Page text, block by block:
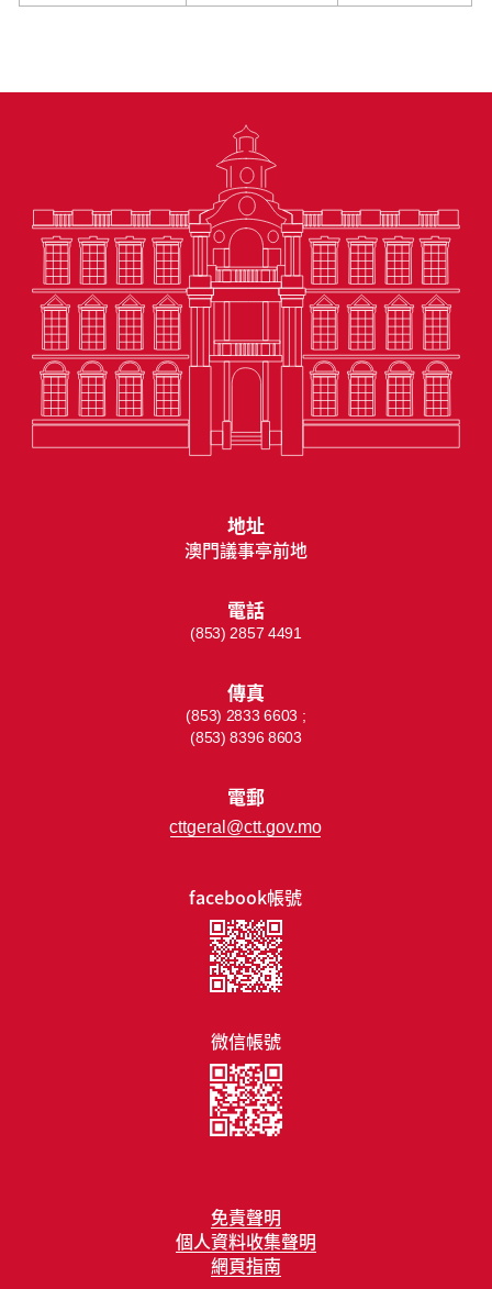
免責聲明
個人資料收集聲明
網頁指南
facebook帳號
微信帳號
地址
澳門議事亭前地
電話
(853) 2857 4491
傳真
(853) 2833 6603 ;
(853) 8396 8603
電郵
cttgeral@ctt.gov.mo